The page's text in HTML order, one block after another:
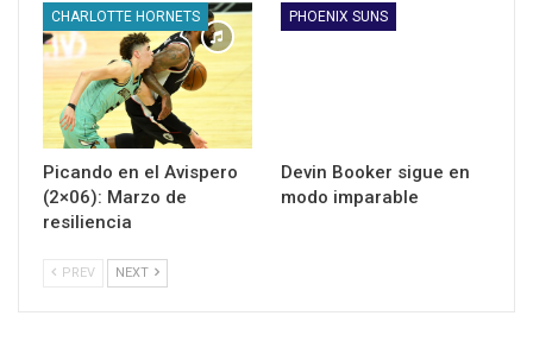
CHARLOTTE HORNETS
Picando en el Avispero
(2×06): Marzo de
resiliencia
PHOENIX SUNS
Devin Booker sigue en
modo imparable
PREV NEXT